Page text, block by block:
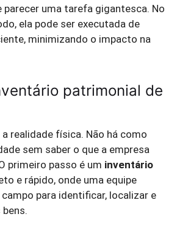
parecer uma tarefa gigantesca. No
ela pode ser executada de
minimizando o impacto na
patrimonial de
realidade física. Não há como
sem saber o que a empresa
primeiro passo é um inventário
e rápido, onde uma equipe
para identificar, localizar e